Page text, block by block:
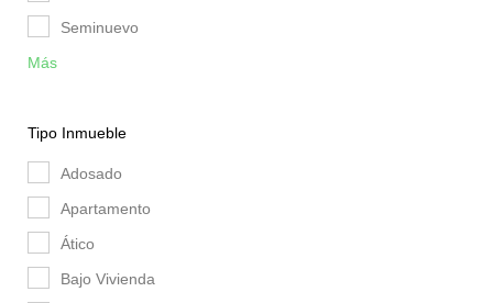
Seminuevo
Más
Tipo Inmueble
Adosado
Apartamento
Ático
Bajo Vivienda